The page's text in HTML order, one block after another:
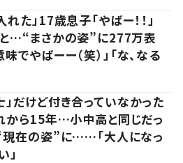
た」17歳息子「やばー！！」
…“まさかの姿”に277万表
でやばーー（笑）」「な、なる
」だけど付き合っていなかった
から15年…小中高と同じだっ
在の姿”に……「大人になっ
」